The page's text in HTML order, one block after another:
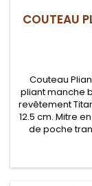
COUTEAU
Couteau
pliant manche
revêtement
12.5 cm. Mitre
de poche